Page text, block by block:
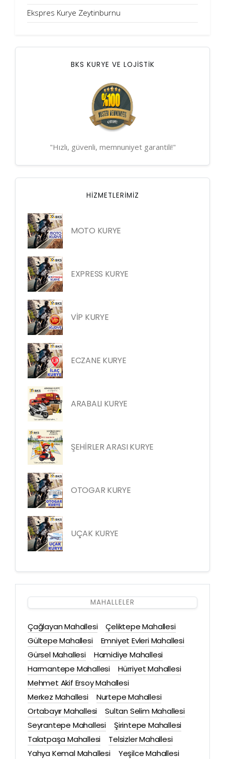
Ekspres Kurye Zeytinburnu
BKS KURYE VE LOJİSTİK
"Hızlı, güvenli, memnuniyet garantili!"
HIZMETLERIMIZ
MOTO KURYE
EXPRESS KURYE
VİP KURYE
ECZANE KURYE
ARABALI KURYE
ŞEHİRLER ARASI KURYE
OTOGAR KURYE
UÇAK KURYE
MAHALLELER
Çağlayan Mahallesi
Çeliktepe Mahallesi
Gültepe Mahallesi
Emniyet Evleri Mahallesi
Gürsel Mahallesi
Hamidiye Mahallesi
Harmantepe Mahallesi
Hürriyet Mahallesi
Mehmet Akif Ersoy Mahallesi
Merkez Mahallesi
Nurtepe Mahallesi
Ortabayır Mahallesi
Sultan Selim Mahallesi
Seyrantepe Mahallesi
Şirintepe Mahallesi
Talatpaşa Mahallesi
Telsizler Mahallesi
Yahya Kemal Mahallesi
Yeşilce Mahallesi